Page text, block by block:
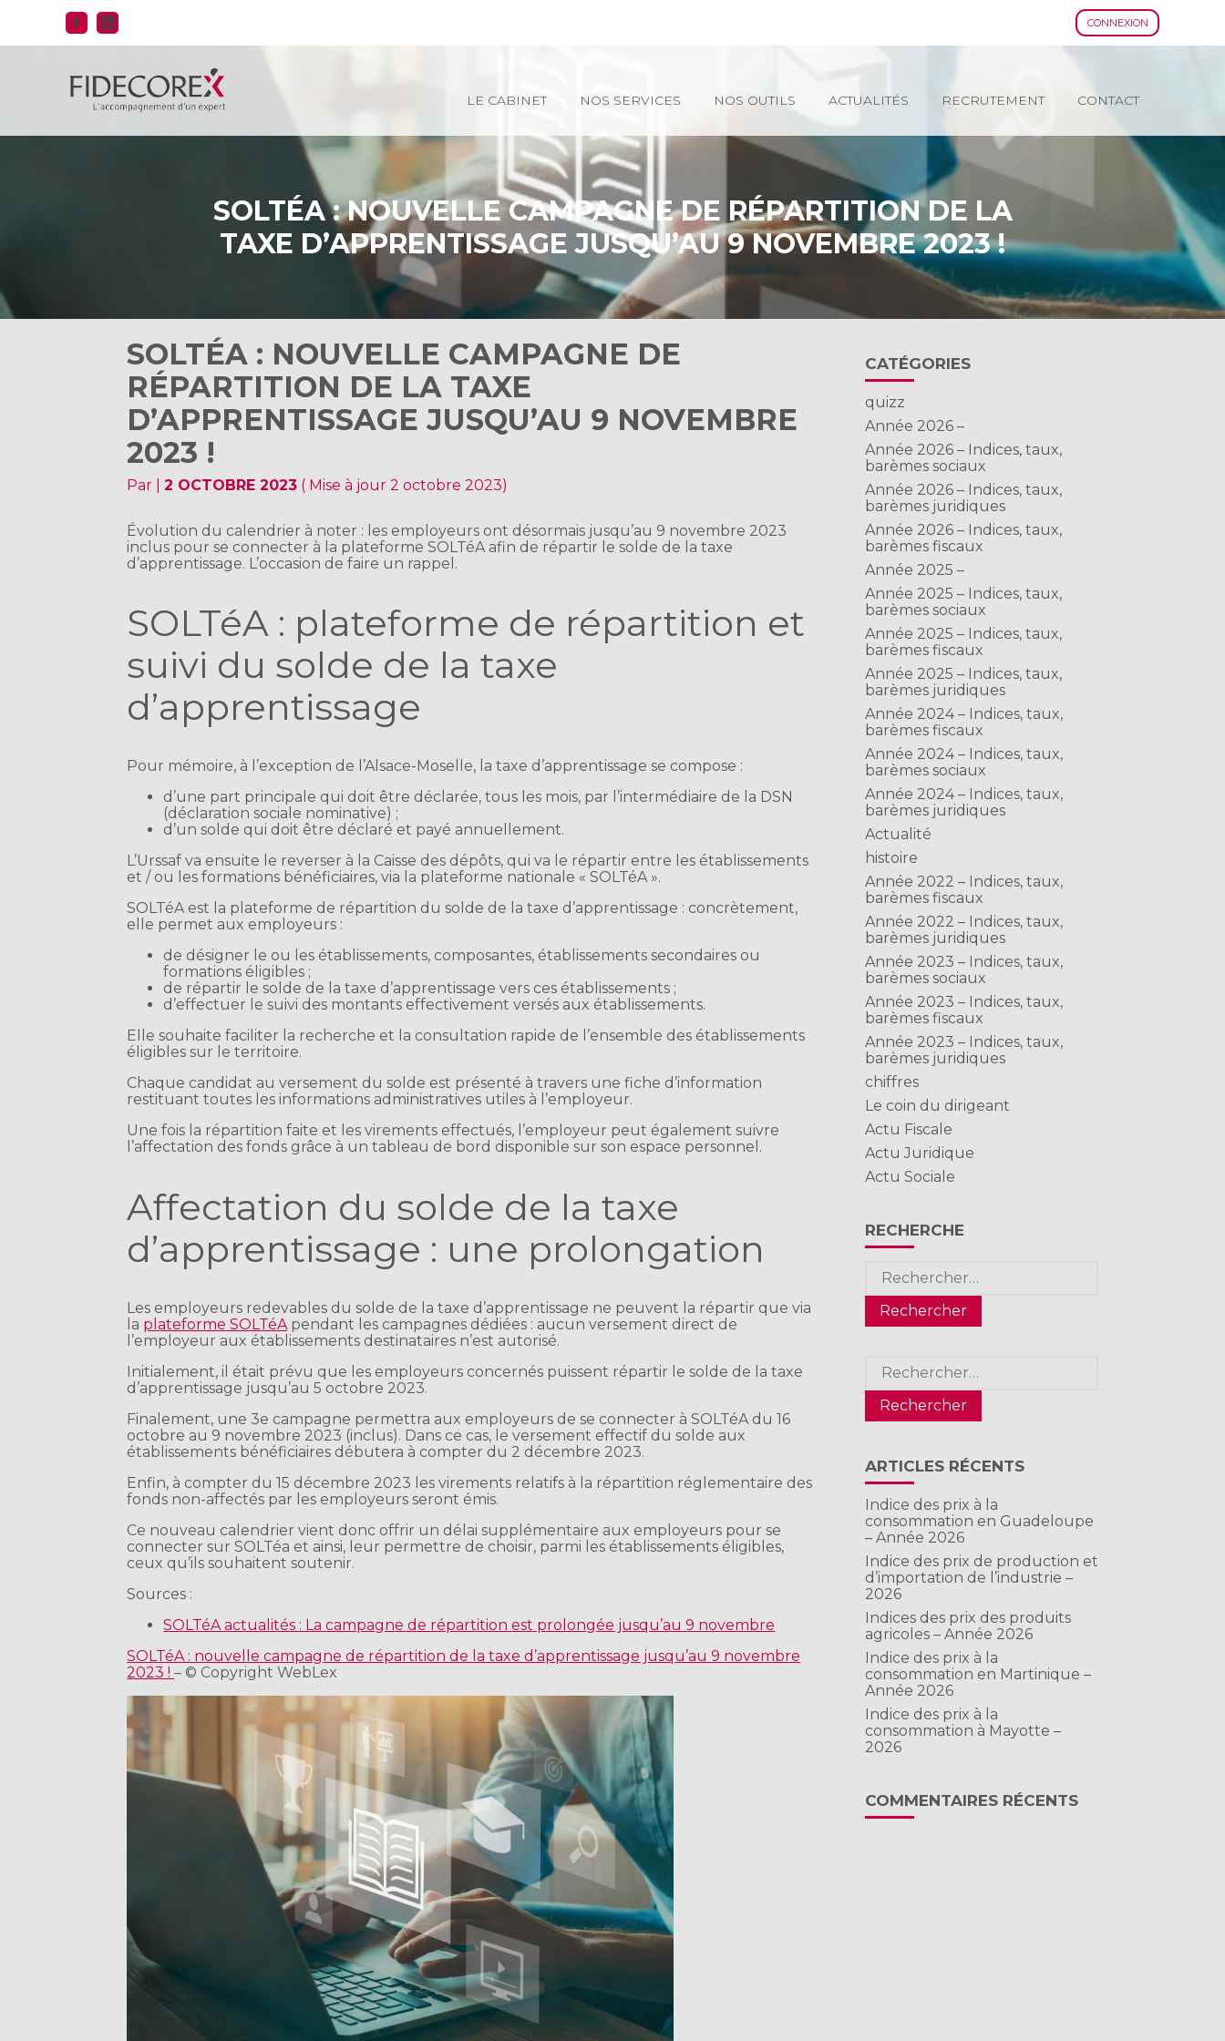
CONNEXION
au
Principal
LE CABINET NOS SERVICES NOS OUTILS ACTUALITÉS RECRUTEMENT CONTACT
SOLTÉA : NOUVELLE CAMPAGNE DE RÉPARTITION DE LA
TAXE D’APPRENTISSAGE JUSQU’AU 9 NOVEMBRE 2023 !
SOLTÉA : NOUVELLE CAMPAGNE DE
RÉPARTITION DE LA TAXE
D’APPRENTISSAGE JUSQU’AU 9 NOVEMBRE
2023 !
Par |2 OCTOBRE 2023 ( Mise à jour 2 octobre 2023)
Évolution du calendrier à noter : les employeurs ont désormais jusqu’au 9 novembre 2023
inclus pour se connecter à la plateforme SOLTéA afin de répartir le solde de la taxe
d’apprentissage. L’occasion de faire un rappel.
SOLTéA : plateforme de répartition et
suivi du solde de la taxe
d’apprentissage
Pour mémoire, à l’exception de l’Alsace-Moselle, la taxe d’apprentissage se compose :
d’une part principale qui doit être déclarée, tous les mois, par l’intermédiaire de la DSN
(déclaration sociale nominative) ;
d’un solde qui doit être déclaré et payé annuellement.
L’Urssaf va ensuite le reverser à la Caisse des dépôts, qui va le répartir entre les établissements
et / ou les formations bénéficiaires, via la plateforme nationale « SOLTéA ».
SOLTéA est la plateforme de répartition du solde de la taxe d’apprentissage : concrètement,
elle permet aux employeurs :
de désigner le ou les établissements, composantes, établissements secondaires ou
formations éligibles ;
de répartir le solde de la taxe d’apprentissage vers ces établissements ;
d’effectuer le suivi des montants effectivement versés aux établissements.
Elle souhaite faciliter la recherche et la consultation rapide de l’ensemble des établissements
éligibles sur le territoire.
Chaque candidat au versement du solde est présenté à travers une fiche d’information
restituant toutes les informations administratives utiles à l’employeur.
Une fois la répartition faite et les virements effectués, l’employeur peut également suivre
l’affectation des fonds grâce à un tableau de bord disponible sur son espace personnel.
Affectation du solde de la taxe
d’apprentissage : une prolongation
Les employeurs redevables du solde de la taxe d’apprentissage ne peuvent la répartir que via
la plateforme SOLTéApendant les campagnes dédiées : aucun versement direct de
l’employeur aux établissements destinataires n’est autorisé.
Initialement, il était prévu que les employeurs concernés puissent répartir le solde de la taxe
d’apprentissage jusqu’au 5 octobre 2023.
Finalement, une 3e campagne permettra aux employeurs de se connecter à SOLTéA du 16
octobre au 9 novembre 2023 (inclus). Dans ce cas, le versement effectif du solde aux
établissements bénéficiaires débutera à compter du 2 décembre 2023.
Enfin, à compter du 15 décembre 2023 les virements relatifs à la répartition réglementaire des
fonds non-affectés par les employeurs seront émis.
Ce nouveau calendrier vient donc offrir un délai supplémentaire aux employeurs pour se
connecter sur SOLTéa et ainsi, leur permettre de choisir, parmi les établissements éligibles,
ceux qu’ils souhaitent soutenir.
Sources :
SOLTéA actualités : La campagne de répartition est prolongée jusqu’au 9 novembre
SOLTéA : nouvelle campagne de répartition de la taxe d’apprentissage jusqu’au 9 novembre
2023 !– © Copyright WebLex
Blog
sidebar
CATÉGORIES
quizz
Année 2026 –
Année 2026 – Indices, taux,
barèmes sociaux
Année 2026 – Indices, taux,
barèmes juridiques
Année 2026 – Indices, taux,
barèmes fiscaux
Année 2025 –
Année 2025 – Indices, taux,
barèmes sociaux
Année 2025 – Indices, taux,
barèmes fiscaux
Année 2025 – Indices, taux,
barèmes juridiques
Année 2024 – Indices, taux,
barèmes fiscaux
Année 2024 – Indices, taux,
barèmes sociaux
Année 2024 – Indices, taux,
barèmes juridiques
Actualité
histoire
Année 2022 – Indices, taux,
barèmes fiscaux
Année 2022 – Indices, taux,
barèmes juridiques
Année 2023 – Indices, taux,
barèmes sociaux
Année 2023 – Indices, taux,
barèmes fiscaux
Année 2023 – Indices, taux,
barèmes juridiques
chiffres
Le coin du dirigeant
Actu Fiscale
Actu Juridique
Actu Sociale
RECHERCHE
Rechercher :
Rechercher :
ARTICLES RÉCENTS
Indice des prix à la
consommation en Guadeloupe
– Année 2026
Indice des prix de production et
d’importation de l’industrie –
2026
Indices des prix des produits
agricoles – Année 2026
Indice des prix à la
consommation en Martinique –
Année 2026
Indice des prix à la
consommation à Mayotte –
2026
COMMENTAIRES RÉCENTS